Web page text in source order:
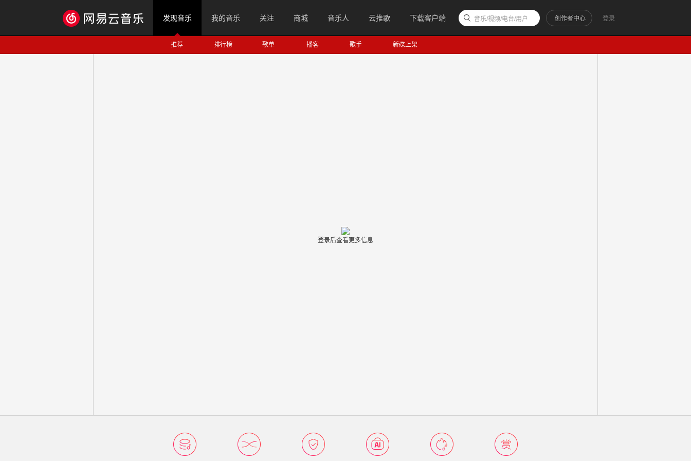
发现音乐 我的音乐 关注 商城 音乐人 云推歌 下载客户端 登录
创作者中心
音乐/视频/电台/用户
推荐 排行榜 歌单 播客 歌手 新碟上架